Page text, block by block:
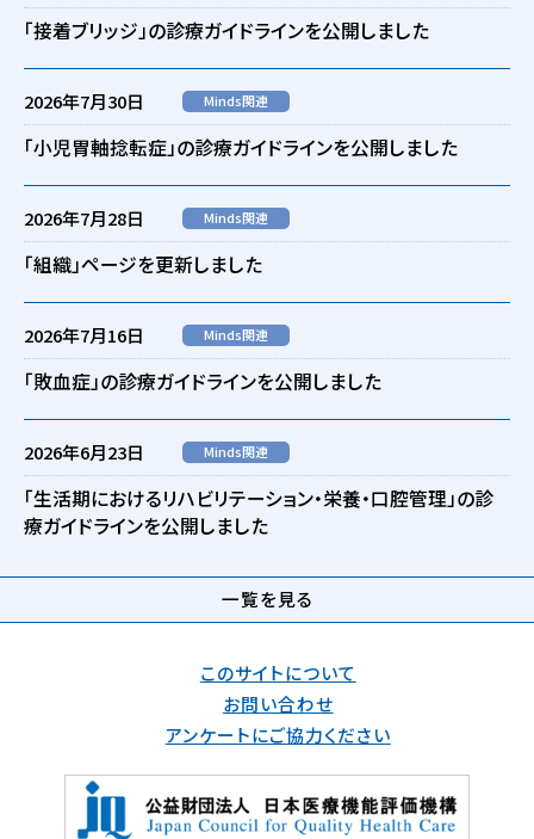
「接着ブリッジ」の診療ガイドラインを公開しました
2026年7月30日 Minds関連
「小児胃軸捻転症」の診療ガイドラインを公開しました
2026年7月28日 Minds関連
「組織」ページを更新しました
2026年7月16日 Minds関連
「敗血症」の診療ガイドラインを公開しました
2026年6月23日 Minds関連
「生活期におけるリハビリテーション・栄養・口腔管理」の診
療ガイドラインを公開しました
一覧を見る
このサイトについて
お問い合わせ
アンケートにご協力ください